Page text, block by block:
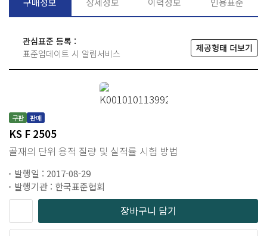
관심표준 등록 :
표준업데이트 시 알림서비스
제공형태 더보기
구판 판매
KS F 2505
골재의 단위 용적 질량 및 실적률 시험 방법
발행일 : 2017-08-29
발행기관 : 한국표준협회
장바구니 담기